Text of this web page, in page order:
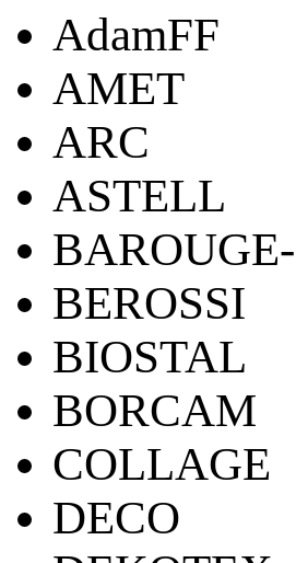
AdamFF
AMET
ARC
ASTELL
BEROSSI
BIOSTAL
BORCAM
COLLAGE
DECO